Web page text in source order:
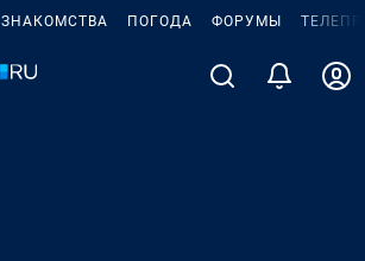
ЗНАКОМСТВА ПОГОДА ФОРУМЫ